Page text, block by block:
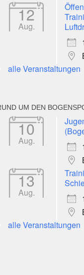
12
Aug.
alle Veranstaltungen
UM DEN
10
Aug.
13
Aug.
alle Veranstaltungen